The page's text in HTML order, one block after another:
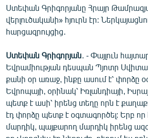
English
Русский
ՀԵՏԵՎԵՔ ՄԵԶ
«Ազատության» բոլոր կայքերը
Ստեփան Գրիգորյանը Հրայր
վերլուծականի» հյուրն էր:
հարցազրույցից․
Ստեփան Գրիգորյան ․ - Փայլուն
Եվրամիության դեսպան Պյոտր
քանի օր առաջ, ինքը ասում է՝ փորձը
Եվրոպայի, օրինակ՝ Իռլանդիայի,
պետք է ասի՝ իրենց տեղը որն է
էդ փորձը պետք է օգտագործել: Երբ որ
մարդիկ, պայքարող մարդիկ իրենց